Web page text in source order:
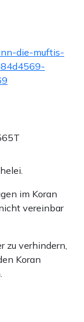
die-muftis-
im Koran
vereinbar
zu verhindern,
Koran